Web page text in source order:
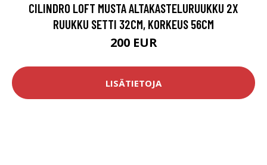
CILINDRO LOFT MUSTA ALTAKASTELURUUKKU 2X
RUUKKU SETTI 32CM, KORKEUS 56CM
200 EUR
LISÄTIETOJA